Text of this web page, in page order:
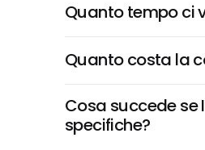
Quanto tempo ci
Quanto costa la
Cosa succede se
specifiche?